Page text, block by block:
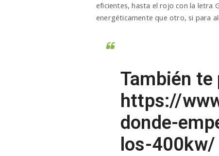
eficientes, hasta el rojo con la letra
energéticamente que otro, si para
También te
https://
donde-
los-400kw/